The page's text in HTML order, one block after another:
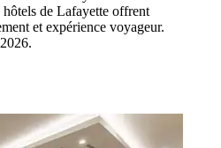
de Lafayette offrent
et expérience voyageur.
.